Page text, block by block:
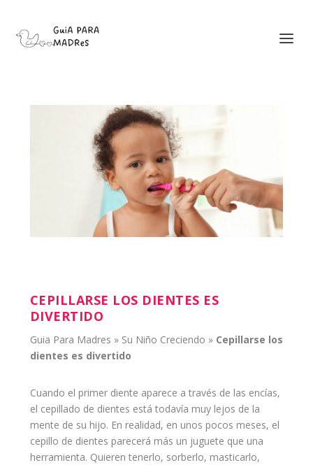
CEPILLARSE LOS DIENTES ES
DIVERTIDO
Guia Para Madres » Su Niño Creciendo » Cepillarse los
dientes es divertido
Cuando el primer diente aparece a través de las encías,
el cepillado de dientes está todavía muy lejos de la
mente de su hijo. En realidad, en unos pocos meses, el
cepillo de dientes parecerá más un juguete que una
herramienta. Quieren tenerlo, sorberlo, masticarlo,